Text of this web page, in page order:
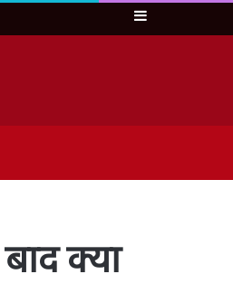
Sidebar
क्या